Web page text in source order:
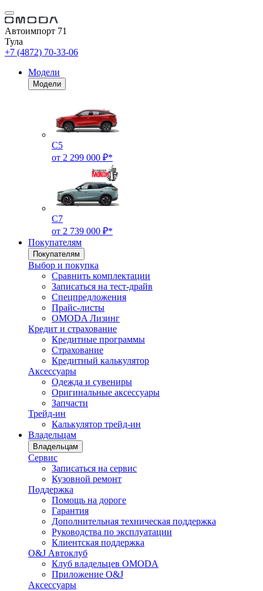
Автоимпорт 71
Тула
+7 (4872) 70-33-06
Модели
Модели
C5
от 2 299 000 ₽*
C7
от 2 739 000 ₽*
Покупателям
Покупателям
Выбор и покупка
Сравнить комплектации
Записаться на тест-драйв
Cпецпредложения
Прайс-листы
OMODA Лизинг
Кредит и страхование
Кредитные программы
Страхование
Кредитный калькулятор
Аксессуары
Одежда и сувениры
Оригинальные аксессуары
Запчасти
Трейд-ин
Калькулятор трейд-ин
Владельцам
Владельцам
Сервис
Записаться на сервис
Кузовной ремонт
Поддержка
Помощь на дороге
Гарантия
Дополнительная техническая поддержка
Руководства по эксплуатации
Клиентская поддержка
O&J Автоклуб
Клуб владельцев OMODA
Приложение O&J
Аксессуары